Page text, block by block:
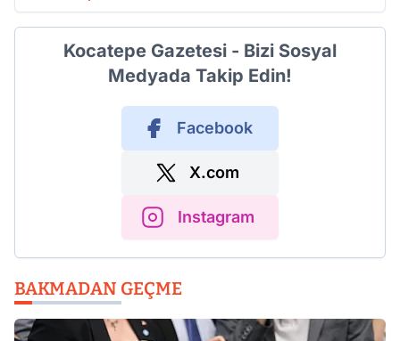
Kocatepe Gazetesi - Bizi Sosyal
Medyada Takip Edin!
Facebook
X.com
Instagram
BAKMADAN GEÇME